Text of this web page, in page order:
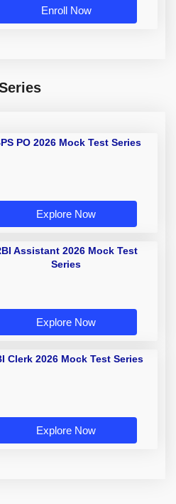
Enroll Now
PO 2026 Mock Test Series
Explore Now
Assistant 2026 Mock Test
Series
Explore Now
Clerk 2026 Mock Test Series
Explore Now